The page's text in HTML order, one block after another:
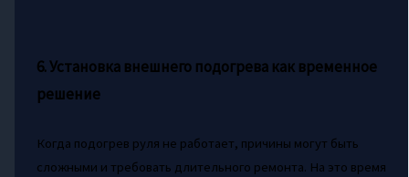
6. Установка внешнего подогрева как временное
решение
Когда подогрев руля не работает, причины могут быть
сложными и требовать длительного ремонта. На это время